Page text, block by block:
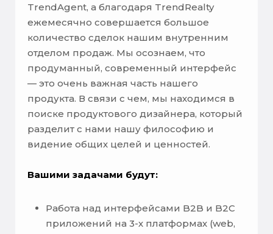
TrendAgent, а благодаря TrendRealty
ежемесячно совершается большое
количество сделок нашим внутренним
отделом продаж. Мы осознаем, что
продуманный, современный интерфейс
— это очень важная часть нашего
продукта. В связи с чем, мы находимся в
поиске продуктового дизайнера, который
разделит с нами нашу философию и
видение общих целей и ценностей.
Вашими задачами будут:
Работа над интерфейсами B2B и B2C
приложений на 3-х платформах (web,